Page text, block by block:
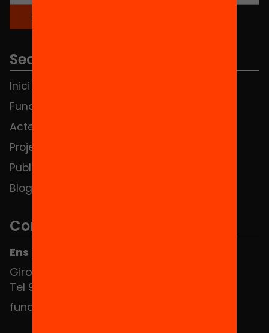
Seccions
Inici
Fundació
Actes
Projectes
Publicacions i vídeos
Blog
Contacte
Ens pots trobar al Hub Social
Girona 34, interior 08010 Barcelona
Tel 934 588 700
fundacio@equitat.org